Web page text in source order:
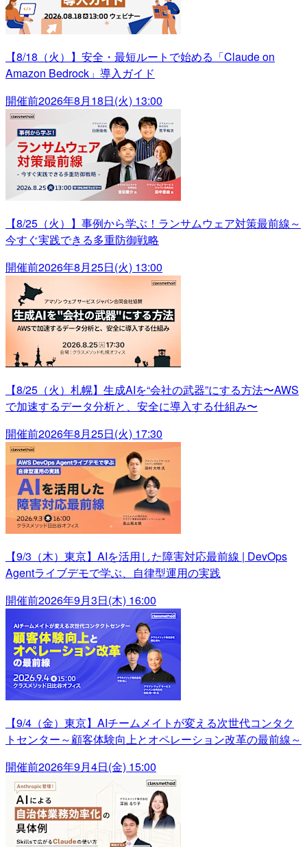
【8/18（火）】安全・最短ルートで始める「Claude on
Amazon Bedrock」導入ガイド
開催前2026年8月18日(火) 13:00
【8/25（火）】事例から学ぶ！ランサムウェア対策最前線～
今すぐ実践できる多重防御戦略
開催前2026年8月25日(火) 13:00
【8/25（火）札幌】生成AIを“会社の武器”にする方法〜AWS
で加速するデータ分析と、安全に導入する仕組み〜
開催前2026年8月25日(火) 17:30
【9/3（木）東京】AIを活用した障害対応最前線 | DevOps
Agentライブデモで学ぶ、自律型運用の実践
開催前2026年9月3日(木) 16:00
【9/4（金）東京】AIチームメイトが変える次世代コンタク
トセンター～顧客体験向上とオペレーション改革の最前線～
開催前2026年9月4日(金) 15:00